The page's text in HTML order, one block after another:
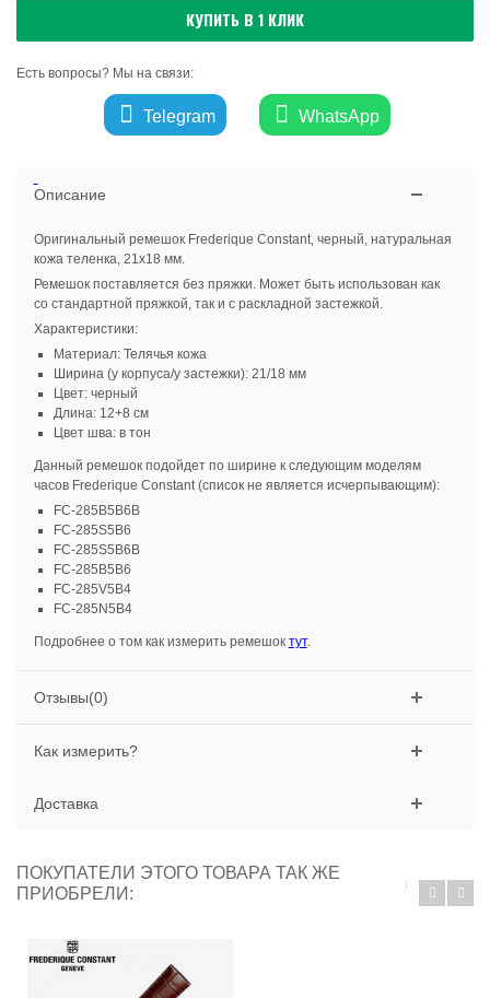
КУПИТЬ В 1 КЛИК
Есть вопросы? Мы на связи:
Telegram WhatsApp
Описание
Оригинальный ремешок Frederique Constant, черный, натуральная
кожа теленка, 21х18 мм.
Ремешок поставляется без пряжки. Может быть использован как
со стандартной пряжкой, так и с раскладной застежкой.
Характеристики:
Материал: Телячья кожа
Ширина (у корпуса/у застежки): 21/18 мм
Цвет: черный
Длина: 12+8 см
Цвет шва: в тон
Данный ремешок подойдет по ширине к следующим моделям
часов Frederique Constant (список не является исчерпывающим):
FC-285B5B6B
FC-285S5B6
FC-285S5B6B
FC-285B5B6
FC-285V5B4
FC-285N5B4
Подробнее о том как измерить ремешок тут.
Отзывы(0)
Как измерить?
Доставка
ПОКУПАТЕЛИ ЭТОГО ТОВАРА ТАК ЖЕ
ПРИОБРЕЛИ: